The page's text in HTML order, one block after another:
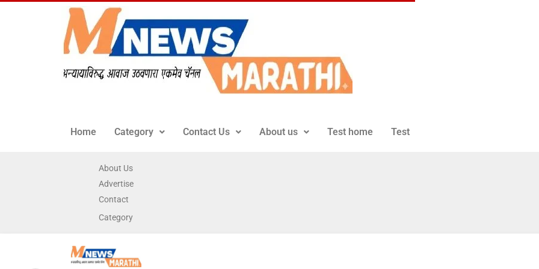
Home Category Contact Us About us Test home Test
About Us
Advertise
Contact
Category